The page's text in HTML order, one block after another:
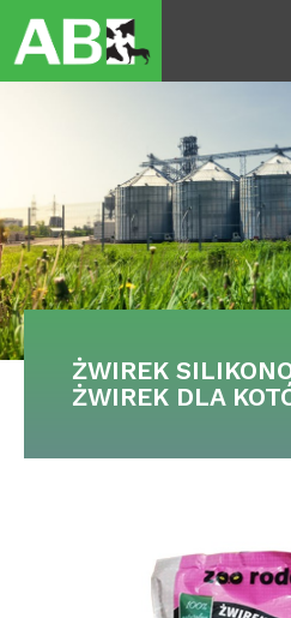
ŻWIREK
ŻWIREK DLA